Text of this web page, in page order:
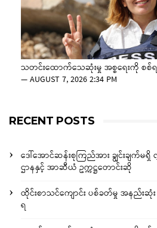
သတင်းထောက်သေဆုံးမှု အစ္စရေးကို စစ်
—AUGUST 7, 2026 2:34 PM
RECENT POSTS
ဒေါ်အောင်ဆန်းစုကြည်အား ချွင်းချက်မရှိ
ဌာနနှင့် အာဆီယံ ဥက္ကဋ္ဌတောင်းဆို
ထိုင်းစာသင်ကျောင်း ပစ်ခတ်မှု အနည်းဆုံး
ရ